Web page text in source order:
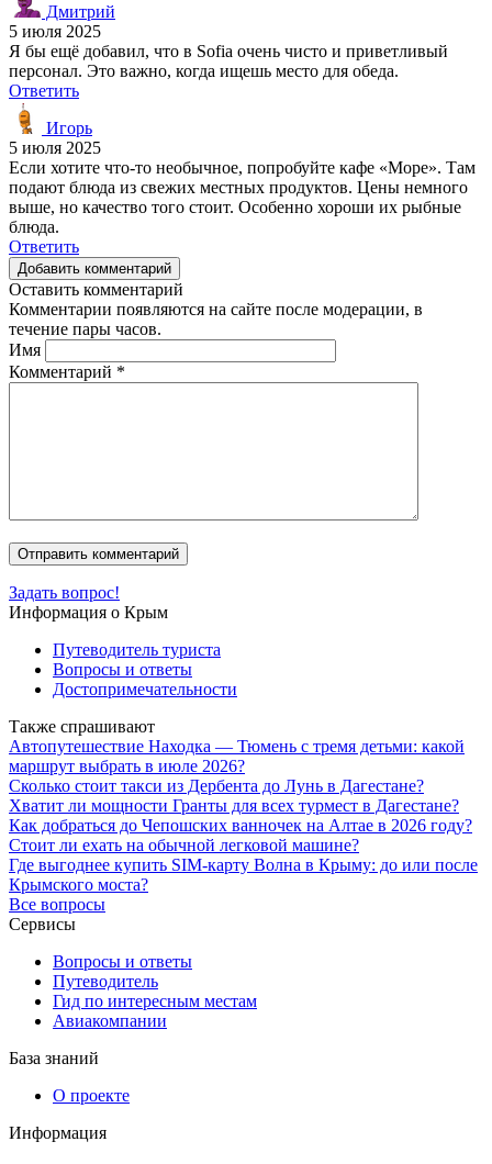
Дмитрий
5 июля 2025
Я бы ещё добавил, что в Sofia очень чисто и приветливый
персонал. Это важно, когда ищешь место для обеда.
Ответить
Игорь
5 июля 2025
Если хотите что-то необычное, попробуйте кафе «Море». Там
подают блюда из свежих местных продуктов. Цены немного
выше, но качество того стоит. Особенно хороши их рыбные
блюда.
Ответить
Добавить комментарий
Оставить комментарий
Комментарии появляются на сайте после модерации, в
течение пары часов.
Имя
Комментарий *
Задать вопрос!
Информация о Крым
Путеводитель туриста
Вопросы и ответы
Достопримечательности
Также спрашивают
Автопутешествие Находка — Тюмень с тремя детьми: какой
маршрут выбрать в июле 2026?
Сколько стоит такси из Дербента до Лунь в Дагестане?
Хватит ли мощности Гранты для всех турмест в Дагестане?
Как добраться до Чепошских ванночек на Алтае в 2026 году?
Стоит ли ехать на обычной легковой машине?
Где выгоднее купить SIM-карту Волна в Крыму: до или после
Крымского моста?
Все вопросы
Сервисы
Вопросы и ответы
Путеводитель
Гид по интересным местам
Авиакомпании
База знаний
О проекте
Информация